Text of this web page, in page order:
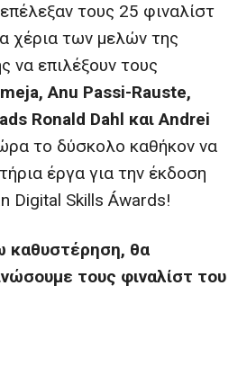
τους 25 φιναλίστ
χέρια των μελών της
να επιλέξουν τους
Anu Passi-Rauste,
Ronald Dahl και Andrei
το δύσκολο καθήκον να
έργα για την έκδοση
Digital Skills Áwards!
καθυστέρηση, θα
τους φιναλίστ του